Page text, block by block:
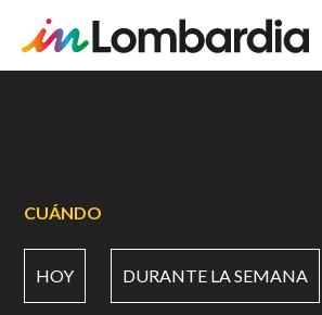
CUÁNDO
HOY DURANTE LA SEMANA